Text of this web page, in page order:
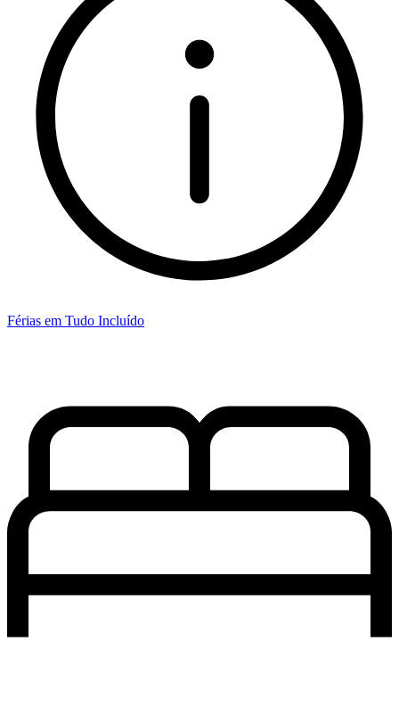
Férias em Tudo Incluído